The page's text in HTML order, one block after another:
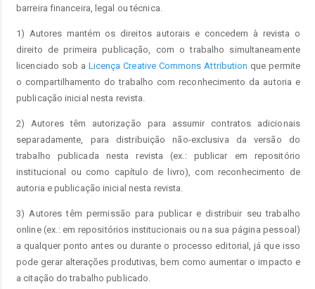
barreira financeira, legal ou técnica.
1) Autores mantém os direitos autorais e concedem à revista o
direito de primeira publicação, com o trabalho simultaneamente
licenciado sob a Licença Creative Commons Attribution que permite
o compartilhamento do trabalho com reconhecimento da autoria e
publicação inicial nesta revista.
2) Autores têm autorização para assumir contratos adicionais
separadamente, para distribuição não-exclusiva da versão do
trabalho publicada nesta revista (ex.: publicar em repositório
institucional ou como capítulo de livro), com reconhecimento de
autoria e publicação inicial nesta revista.
3) Autores têm permissão para publicar e distribuir seu trabalho
online (ex.: em repositórios institucionais ou na sua página pessoal)
a qualquer ponto antes ou durante o processo editorial, já que isso
pode gerar alterações produtivas, bem como aumentar o impacto e
a citação do trabalho publicado.